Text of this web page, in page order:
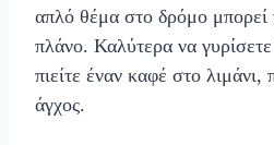
απλό θέμα στο δρόμο μπορεί
πλάνο. Καλύτερα να
πιείτε έναν καφέ στο λιμάνι,
άγχος.